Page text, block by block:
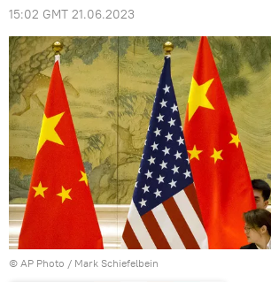
15:02 GMT 21.06.2023
© AP Photo / Mark Schiefelbein